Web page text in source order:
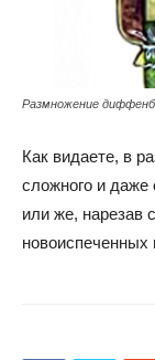
Размножение
Как видаете, в
сложного и даже
или же, нарезав